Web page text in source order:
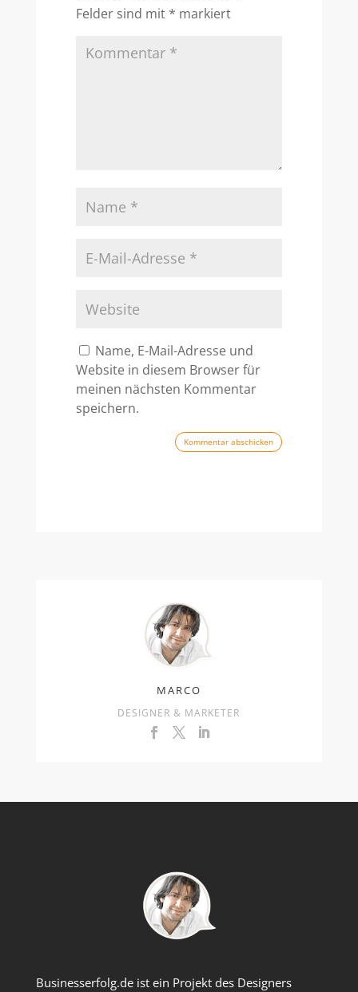
Felder sind mit * markiert
Name, E-Mail-Adresse und
Website in diesem Browser für
meinen nächsten Kommentar
speichern.
Kommentar abschicken
MARCO
DESIGNER & MARKETER
Businesserfolg.de ist ein Projekt des Designers